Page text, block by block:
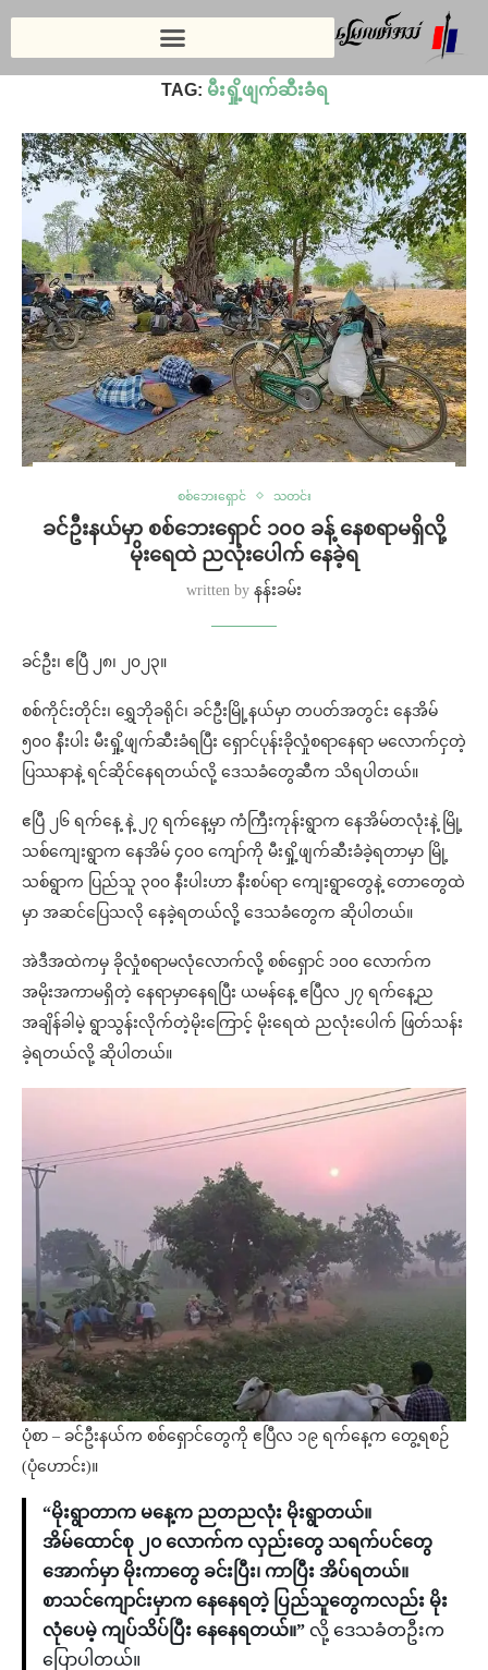
မီးရှို့ဖျက်ဆီးခံရ
TAG: မီးရှို့ဖျက်ဆီးခံရ
စစ်ဘေးရှောင် သတင်း
ခင်ဦးနယ်မှာ စစ်ဘေးရှောင် ၁၀၀ ခန့် နေစရာမရှိလို့
မိုးရေထဲ ညလုံးပေါက် နေခဲ့ရ
written by နန်းခမ်း
ခင်ဦး၊ ဧပြီ ၂၈၊ ၂၀၂၃။
စစ်ကိုင်းတိုင်း၊ ရွှေဘိုခရိုင်၊ ခင်ဦးမြို့နယ်မှာ တပတ်အတွင်း နေအိမ်
၅၀၀ နီးပါး မီးရှို့ဖျက်ဆီးခံရပြီး ရှောင်ပုန်းခိုလှုံစရာနေရာ မလောက်ငှတဲ့
ပြဿနာနဲ့ ရင်ဆိုင်နေရတယ်လို့ ဒေသခံတွေဆီက သိရပါတယ်။
ဧပြီ ၂၆ ရက်နေ့ နဲ့ ၂၇ ရက်နေ့မှာ ကံကြီးကုန်းရွာက နေအိမ်တလုံးနဲ့ မြို့
သစ်ကျေးရွာက နေအိမ် ၄၀၀ ကျော်ကို မီးရှို့ဖျက်ဆီးခံခဲ့ရတာမှာ မြို့
သစ်ရွာက ပြည်သူ ၃၀၀ နီးပါးဟာ နီးစပ်ရာ ကျေးရွာတွေနဲ့ တောတွေထဲ
မှာ အဆင်ပြေသလို နေခဲ့ရတယ်လို့ ဒေသခံတွေက ဆိုပါတယ်။
အဲဒီအထဲကမှ ခိုလှုံစရာမလုံလောက်လို့ စစ်ရှောင် ၁၀၀ လောက်က
အမိုးအကာမရှိတဲ့ နေရာမှာနေရပြီး ယမန်နေ့ ဧပြီလ ၂၇ ရက်နေ့ည
အချိန်ခါမဲ့ ရွာသွန်းလိုက်တဲ့မိုးကြောင့် မိုးရေထဲ ညလုံးပေါက် ဖြတ်သန်း
ခဲ့ရတယ်လို့ ဆိုပါတယ်။
ပုံစာ – ခင်ဦးနယ်က စစ်ရှောင်တွေကို ဧပြီလ ၁၉ ရက်နေ့က တွေ့ရစဉ်
(ပုံဟောင်း)။
“မိုးရွာတာက မနေ့က ညတညလုံး မိုးရွာတယ်။
အိမ်ထောင်စု ၂၀ လောက်က လှည်းတွေ သရက်ပင်တွေ
အောက်မှာ မိုးကာတွေ ခင်းပြီး၊ ကာပြီး အိပ်ရတယ်။
စာသင်ကျောင်းမှာက နေနေရတဲ့ ပြည်သူတွေကလည်း မိုး
လုံပေမဲ့ ကျပ်သိပ်ပြီး နေနေရတယ်။” လို့ ဒေသခံတဦးက
ပြောပါတယ်။